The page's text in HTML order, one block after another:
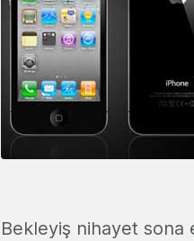
Bekleyiş nihayet sona